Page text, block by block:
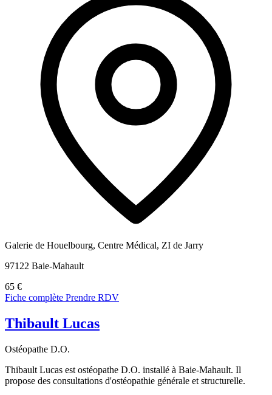
Galerie de Houelbourg, Centre Médical, ZI de Jarry
97122 Baie-Mahault
65 €
Fiche complète Prendre RDV
Thibault Lucas
Ostéopathe D.O.
Thibault Lucas est ostéopathe D.O. installé à Baie-Mahault. Il
propose des consultations d'ostéopathie générale et structurelle.